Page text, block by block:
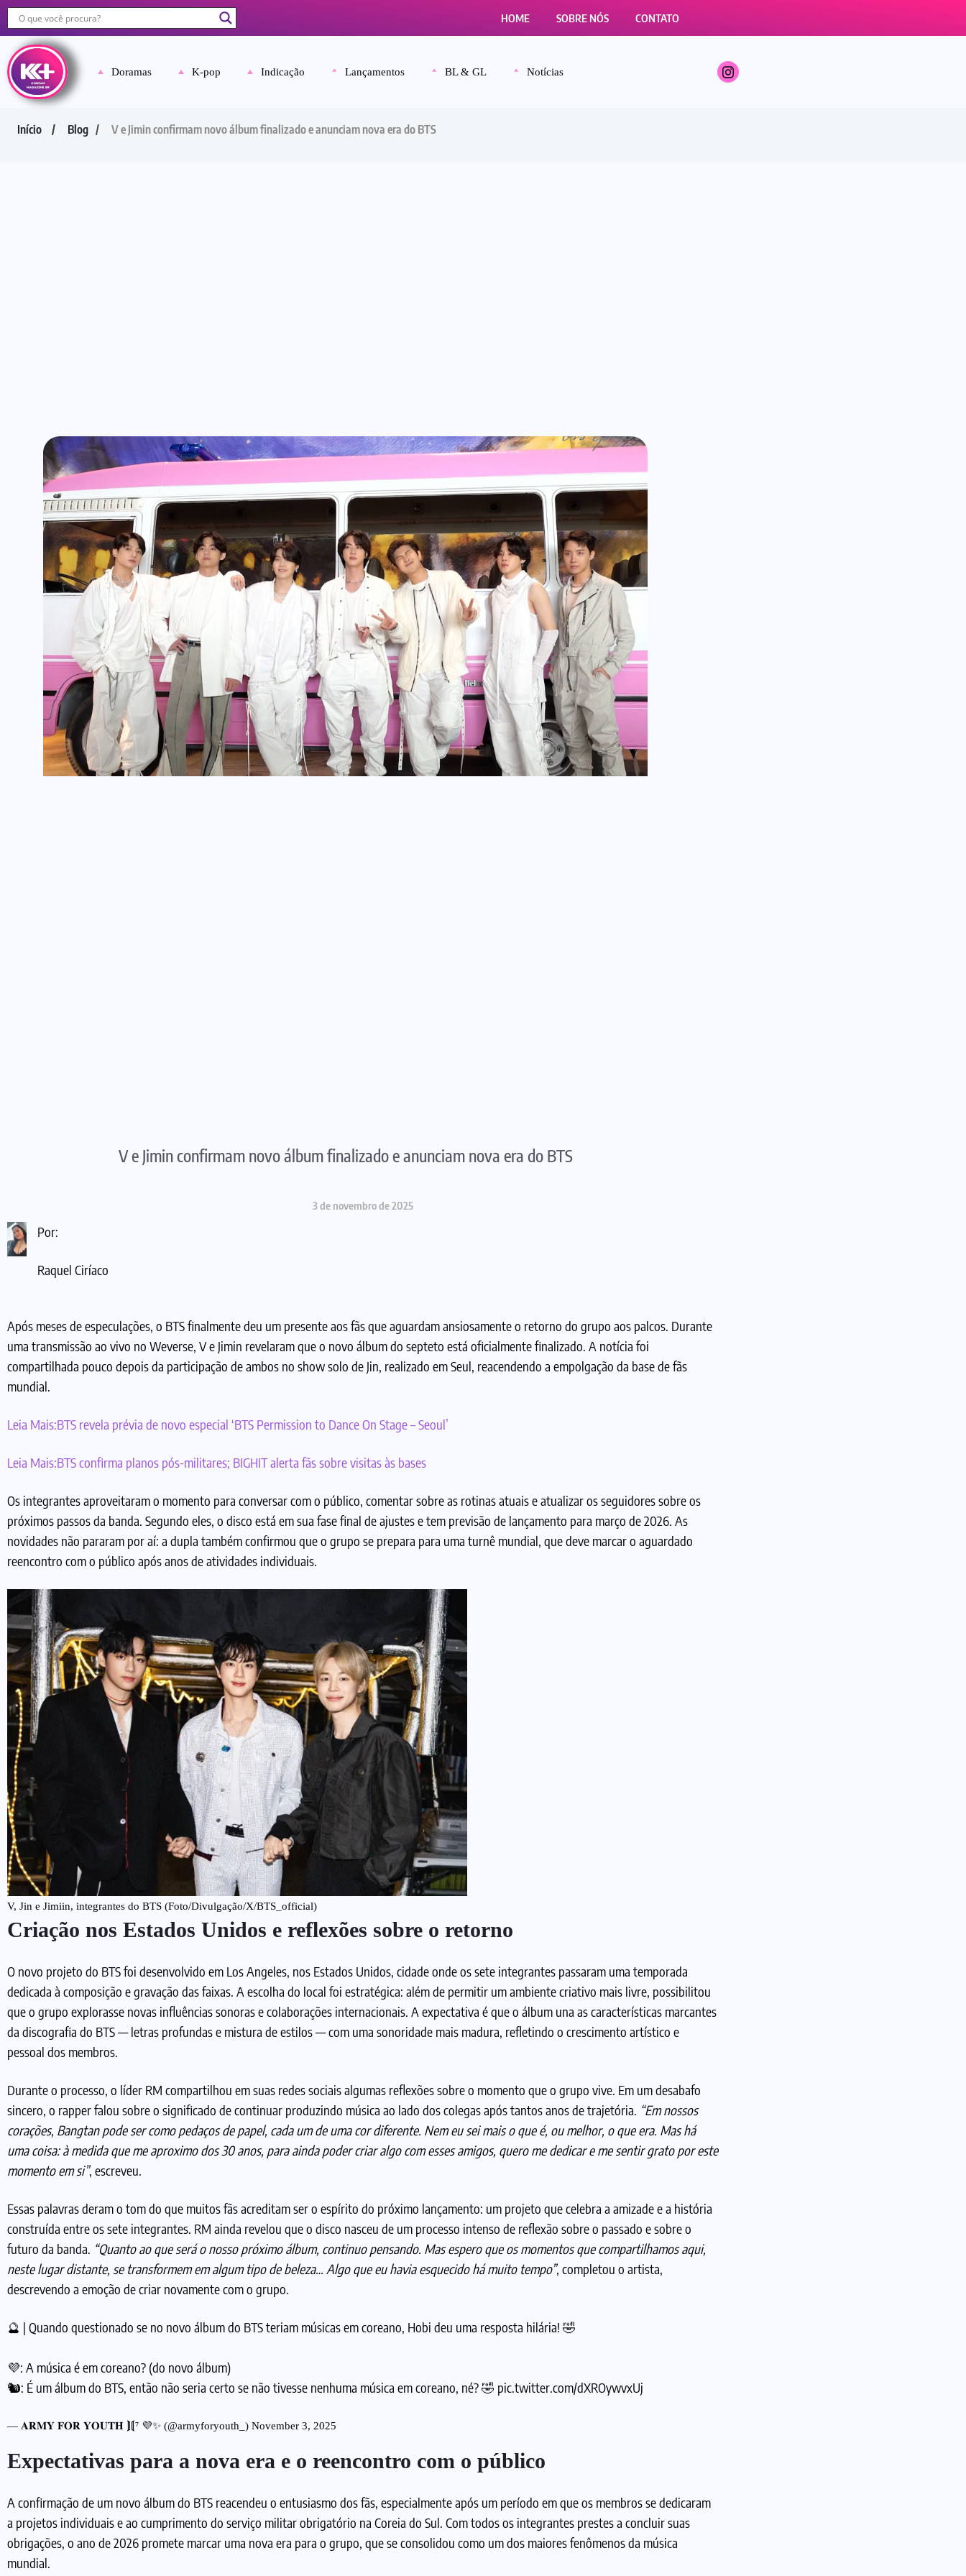
HOME SOBRE NÓS CONTATO
Doramas K-pop Indicação Lançamentos BL & GL Notícias
Início Blog V e Jimin confirmam novo álbum finalizado e anunciam nova era do BTS
V e Jimin confirmam novo álbum finalizado e anunciam nova era do BTS
3 de novembro de 2025
Por:
Raquel Ciríaco
Após meses de especulações, o BTS finalmente deu um presente aos fãs que aguardam ansiosamente o retorno do grupo aos palcos. Durante
uma transmissão ao vivo no Weverse, V e Jimin revelaram que o novo álbum do septeto está oficialmente finalizado. A notícia foi
compartilhada pouco depois da participação de ambos no show solo de Jin, realizado em Seul, reacendendo a empolgação da base de fãs
mundial.
Leia Mais:BTS revela prévia de novo especial ‘BTS Permission to Dance On Stage – Seoul’
Leia Mais:BTS confirma planos pós-militares; BIGHIT alerta fãs sobre visitas às bases
Os integrantes aproveitaram o momento para conversar com o público, comentar sobre as rotinas atuais e atualizar os seguidores sobre os
próximos passos da banda. Segundo eles, o disco está em sua fase final de ajustes e tem previsão de lançamento para março de 2026. As
novidades não pararam por aí: a dupla também confirmou que o grupo se prepara para uma turnê mundial, que deve marcar o aguardado
reencontro com o público após anos de atividades individuais.
V, Jin e Jimiin, integrantes do BTS (Foto/Divulgação/X/BTS_official)
Criação nos Estados Unidos e reflexões sobre o retorno
O novo projeto do BTS foi desenvolvido em Los Angeles, nos Estados Unidos, cidade onde os sete integrantes passaram uma temporada
dedicada à composição e gravação das faixas. A escolha do local foi estratégica: além de permitir um ambiente criativo mais livre, possibilitou
que o grupo explorasse novas influências sonoras e colaborações internacionais. A expectativa é que o álbum una as características marcantes
da discografia do BTS — letras profundas e mistura de estilos — com uma sonoridade mais madura, refletindo o crescimento artístico e
pessoal dos membros.
Durante o processo, o líder RM compartilhou em suas redes sociais algumas reflexões sobre o momento que o grupo vive. Em um desabafo
sincero, o rapper falou sobre o significado de continuar produzindo música ao lado dos colegas após tantos anos de trajetória. “Em nossos
corações, Bangtan pode ser como pedaços de papel, cada um de uma cor diferente. Nem eu sei mais o que é, ou melhor, o que era. Mas há
uma coisa: à medida que me aproximo dos 30 anos, para ainda poder criar algo com esses amigos, quero me dedicar e me sentir grato por este
momento em si”, escreveu.
Essas palavras deram o tom do que muitos fãs acreditam ser o espírito do próximo lançamento: um projeto que celebra a amizade e a história
construída entre os sete integrantes. RM ainda revelou que o disco nasceu de um processo intenso de reflexão sobre o passado e sobre o
futuro da banda. “Quanto ao que será o nosso próximo álbum, continuo pensando. Mas espero que os momentos que compartilhamos aqui,
neste lugar distante, se transformem em algum tipo de beleza… Algo que eu havia esquecido há muito tempo”, completou o artista,
descrevendo a emoção de criar novamente com o grupo.
🔮 | Quando questionado se no novo álbum do BTS teriam músicas em coreano, Hobi deu uma resposta hilária! 🤣
💜: A música é em coreano? (do novo álbum)
🐿️: É um álbum do BTS, então não seria certo se não tivesse nenhuma música em coreano, né? 🤣 pic.twitter.com/dXROywvxUj
— 𝐀𝐑𝐌𝐘 𝐅𝐎𝐑 𝐘𝐎𝐔𝐓𝐇 ⟭⟬⁷ 💜✨ (@armyforyouth_) November 3, 2025
Expectativas para a nova era e o reencontro com o público
A confirmação de um novo álbum do BTS reacendeu o entusiasmo dos fãs, especialmente após um período em que os membros se dedicaram
a projetos individuais e ao cumprimento do serviço militar obrigatório na Coreia do Sul. Com todos os integrantes prestes a concluir suas
obrigações, o ano de 2026 promete marcar uma nova era para o grupo, que se consolidou como um dos maiores fenômenos da música
mundial.